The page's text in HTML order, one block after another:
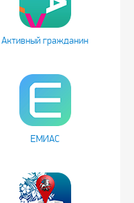
Активный гражданин
ЕМИАС